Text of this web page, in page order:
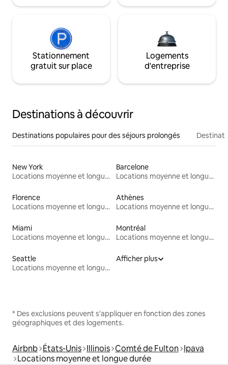
Stationnement
gratuit sur place
Logements
d'entreprise
Destinations à découvrir
Destinations populaires pour des séjours prolongés
New York
Locations moyenne et longue durée
Barcelone
Locations moyenne et longue durée
Florence
Locations moyenne et longue durée
Athènes
Locations moyenne et longue durée
Miami
Locations moyenne et longue durée
Montréal
Locations moyenne et longue durée
Seattle
Locations moyenne et longue durée
Afficher plus
* Des exclusions peuvent s'appliquer en fonction des zones
géographiques et des logements.
Airbnb États-Unis Illinois Comté de Fulton Ipava
Locations moyenne et longue durée